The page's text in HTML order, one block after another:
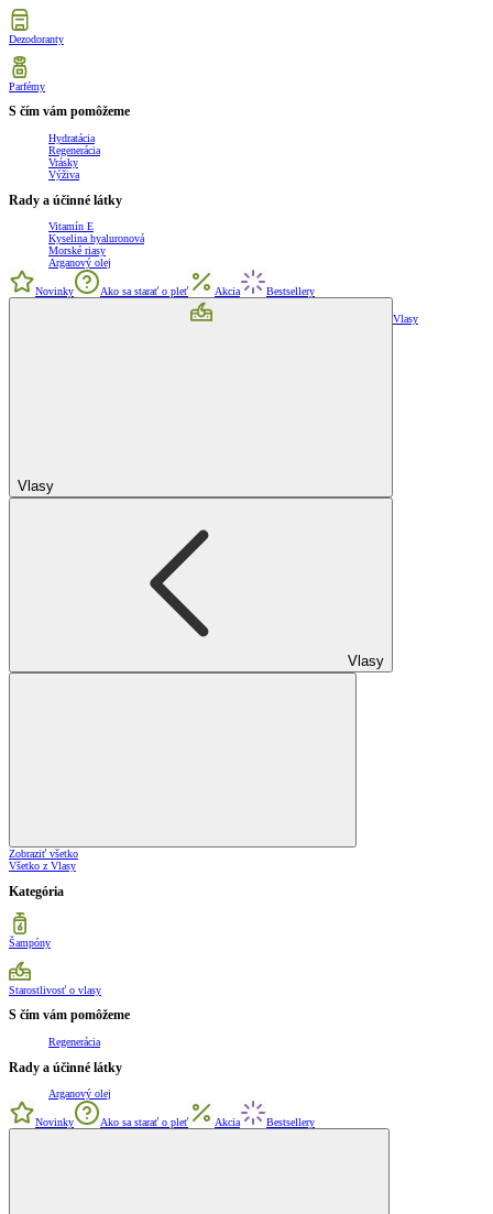
Dezodoranty
Parfémy
S čím vám pomôžeme
Hydratácia
Regenerácia
Vrásky
Výživa
Rady a účinné látky
Vitamín E
Kyselina hyaluronová
Morské riasy
Arganový olej
Novinky Ako sa starať o pleť Akcia Bestsellery
Vlasy
Vlasy
Vlasy
Zobraziť všetko
Všetko z Vlasy
Kategória
Šampóny
Starostlivosť o vlasy
S čím vám pomôžeme
Regenerácia
Rady a účinné látky
Arganový olej
Novinky Ako sa starať o pleť Akcia Bestsellery